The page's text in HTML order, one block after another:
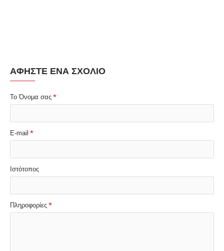
ΑΦΉΣΤΕ ΈΝΑ ΣΧΌΛΙΟ
Το Όνομα σας
E-mail
Ιστότοπος
Πληροφορίες